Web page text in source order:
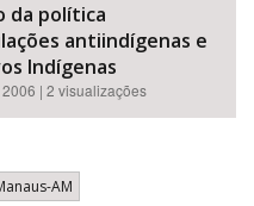
da política
antiindígenas e
Indígenas
| 2 visualizações
AM